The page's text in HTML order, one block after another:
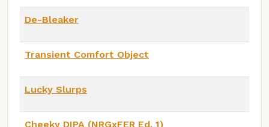
De-Bleaker
Transient Comfort Object
Lucky Slurps
Cheeky DIPA (NRGxFER Ed. 1)